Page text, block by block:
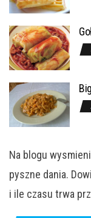
Na blogu
pyszne dania.
i ile czasu trwa